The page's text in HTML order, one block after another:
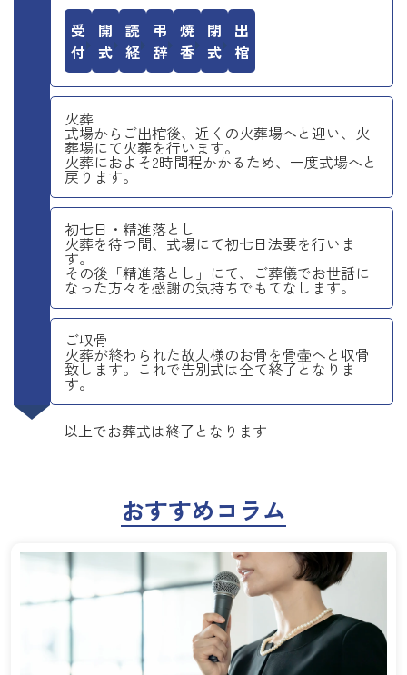
受付 開式 読経 弔辞 焼香 閉式 出棺
火葬
式場からご出棺後、近くの火葬場へと迎い、火
葬場にて火葬を行います。
火葬におよそ2時間程かかるため、一度式場へと
戻ります。
初七日・精進落とし
火葬を待つ間、式場にて初七日法要を行いま
す。
その後「精進落とし」にて、ご葬儀でお世話に
なった方々を感謝の気持ちでもてなします。
ご収骨
火葬が終わられた故人様のお骨を骨壷へと収骨
致します。これで告別式は全て終了となりま
す。
以上でお葬式は終了となります
おすすめコラム